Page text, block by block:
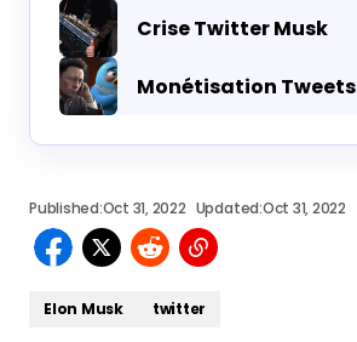
Crise Twitter Musk
Monétisation Tweets
Published:Oct 31, 2022 Updated:Oct 31, 2022
Elon Musk twitter